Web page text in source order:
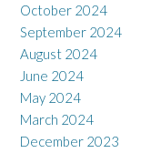
October 2024
September 2024
August 2024
June 2024
May 2024
March 2024
December 2023